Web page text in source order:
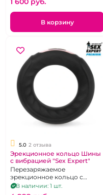
В корзину
5.0 2 отзыва
Эрекционное кольцо Шины
с вибрацией "Sex Expert"
Перезаряжаемое
эрекционное кольцо с
вибрацией
В наличии: 1 шт.